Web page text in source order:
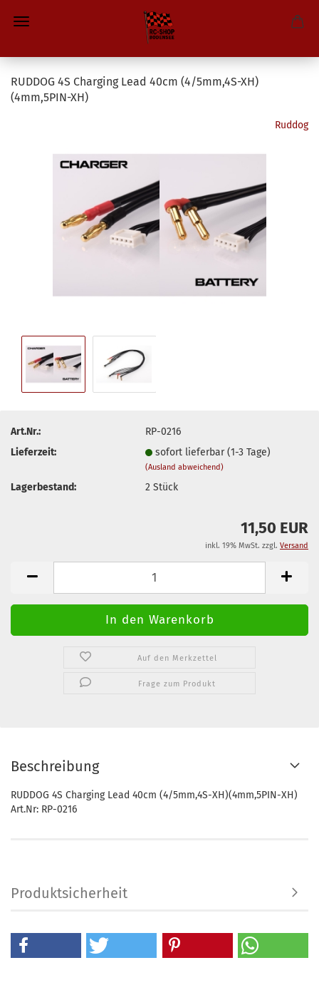
RUDDOG 4S Charging Lead 40cm (4/5mm,4S-XH)
(4mm,5PIN-XH)
Ruddog
Art.Nr.:
RP-0216
Lieferzeit:
sofort lieferbar (1-3 Tage)
(Ausland abweichend)
Lagerbestand: 2Stück
11,50 EUR
inkl. 19% MwSt. zzgl. Versand
Auf den Merkzettel
Frage zum Produkt
Beschreibung
RUDDOG 4S Charging Lead 40cm (4/5mm,4S-XH)(4mm,5PIN-XH)
Art.Nr: RP-0216
Produktsicherheit